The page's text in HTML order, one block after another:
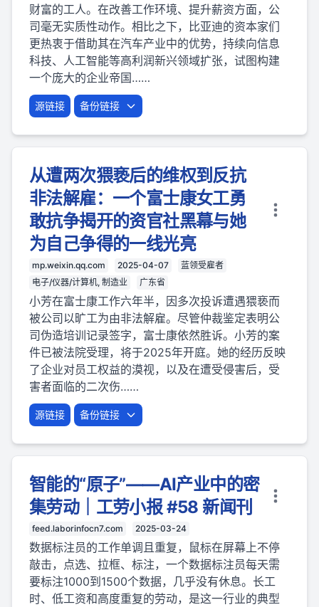
财富的工人。在改善工作环境、提升薪资方面，公
司毫无实质性动作。相比之下，比亚迪的资本家们
更热衷于借助其在汽车产业中的优势，持续向信息
科技、人工智能等高利润新兴领域扩张，试图构建
一个庞大的企业帝国……
源链接 备份链接
从遭两次猥亵后的维权到反抗
非法解雇：一个富士康女工勇
敢抗争揭开的资官社黑幕与她
为自己争得的一线光亮
mp.weixin.qq.com 2025-04-07
蓝领受雇者
电子/仪器/计算机, 制造业
广东省
小芳在富士康工作六年半，因多次投诉遭遇猥亵而
被公司以旷工为由非法解雇。尽管仲裁鉴定表明公
司伪造培训记录签字，富士康依然胜诉。小芳的案
件已被法院受理，将于2025年开庭。她的经历反映
了企业对员工权益的漠视，以及在遭受侵害后，受
害者面临的二次伤……
源链接 备份链接
智能的“原子”——AI产业中的密
集劳动｜工劳小报 #58 新闻刊
feed.laborinfocn7.com 2025-03-24
数据标注员的工作单调且重复，鼠标在屏幕上不停
敲击，点选、拉框、标注，一个数据标注员每天需
要标注1000到1500个数据，几乎没有休息。长工
时、低工资和高度重复的劳动，是这一行业的典型